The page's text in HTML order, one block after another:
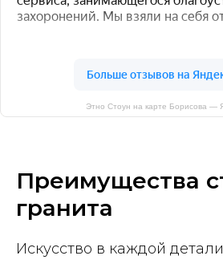
Этно Стоун на карте Борисова —
Преимущества
гранита
Искусство в каждой детали